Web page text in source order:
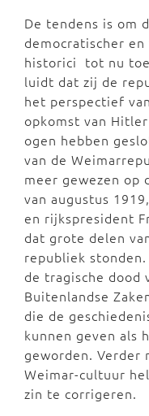
De tendens is om
democratischer
historici tot nu
luidt dat zij de
het perspectief
opkomst van
ogen hebben
van de
meer gewezen op
van augustus
en rijkspresident
dat grote delen
republiek
de tragische dood
Buitenlandse
die de
kunnen geven als
geworden. Verder
Weimar-cultuur
zin te corrigeren.